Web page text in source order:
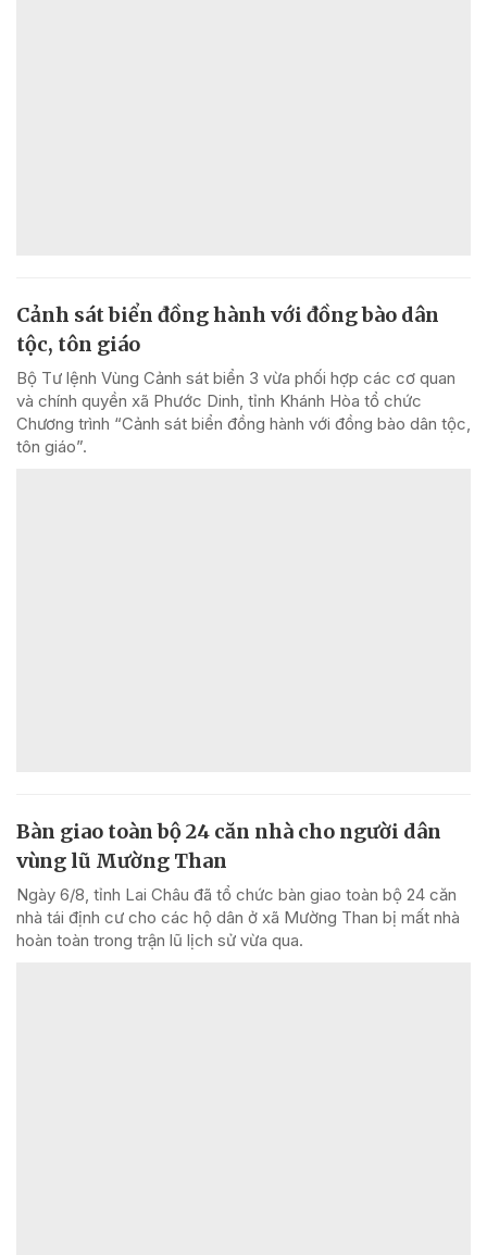
Cảnh sát biển đồng hành với đồng bào dân
tộc, tôn giáo
Bộ Tư lệnh Vùng Cảnh sát biển 3 vừa phối hợp các cơ quan
và chính quyền xã Phước Dinh, tỉnh Khánh Hòa tổ chức
Chương trình “Cảnh sát biển đồng hành với đồng bào dân tộc,
tôn giáo”.
Bàn giao toàn bộ 24 căn nhà cho người dân
vùng lũ Mường Than
Ngày 6/8, tỉnh Lai Châu đã tổ chức bàn giao toàn bộ 24 căn
nhà tái định cư cho các hộ dân ở xã Mường Than bị mất nhà
hoàn toàn trong trận lũ lịch sử vừa qua.